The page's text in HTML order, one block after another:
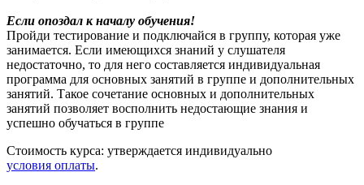
Если опоздал к началу обучения!
Пройди тестирование и подключайся в группу, которая уже
занимается. Если имеющихся знаний у слушателя
недостаточно, то для него составляется индивидуальная
программа для основных занятий в группе и дополнительных
занятий. Такое сочетание основных и дополнительных
занятий позволяет восполнить недостающие знания и
успешно обучаться в группе
Стоимость курса: утверждается индивидуально
условия оплаты.